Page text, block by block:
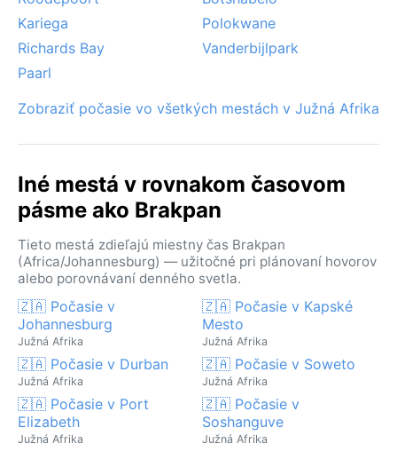
Kariega
Polokwane
Richards Bay
Vanderbijlpark
Paarl
Zobraziť počasie vo všetkých mestách v Južná Afrika
Iné mestá v rovnakom časovom
pásme ako Brakpan
Tieto mestá zdieľajú miestny čas Brakpan
(Africa/Johannesburg) — užitočné pri plánovaní hovorov
alebo porovnávaní denného svetla.
🇿🇦 Počasie v
Johannesburg
Južná Afrika
🇿🇦 Počasie v Kapské
Mesto
Južná Afrika
🇿🇦 Počasie v Durban
Južná Afrika
🇿🇦 Počasie v Soweto
Južná Afrika
🇿🇦 Počasie v Port
Elizabeth
Južná Afrika
🇿🇦 Počasie v
Soshanguve
Južná Afrika